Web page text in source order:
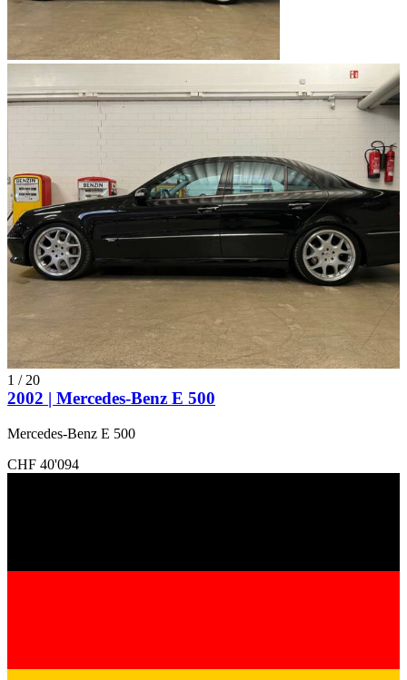
1 / 20
2002 | Mercedes-Benz E 500
Mercedes-Benz E 500
CHF 40'094